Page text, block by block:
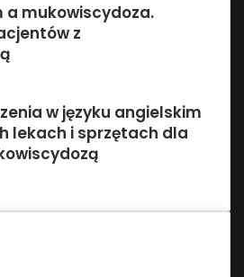
mukowiscydoza.
z
w języku angielskim
lekach i sprzętach dla